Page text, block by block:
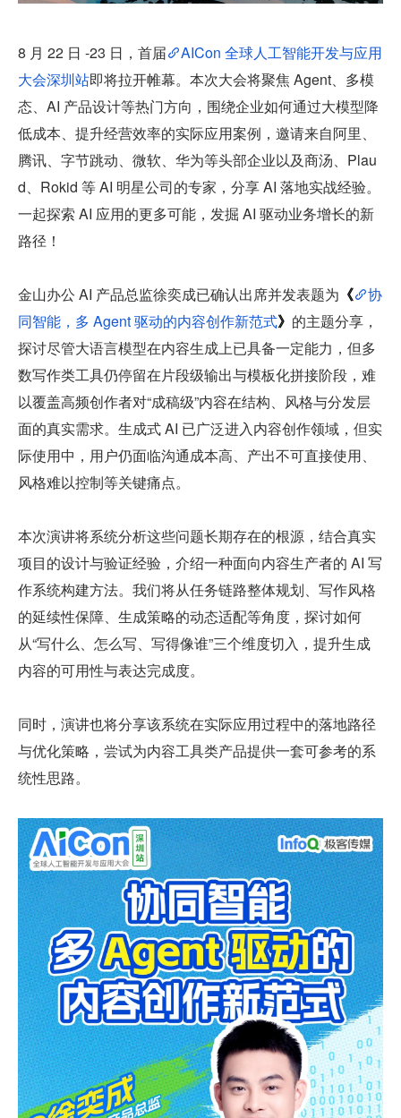
8 月 22 日 -23 日，首届
AICon 全球人工智能开发与应用
大会深圳站即将拉开帷幕。本次大会将聚焦 Agent、多模
态、AI 产品设计等热门方向，围绕企业如何通过大模型降
低成本、提升经营效率的实际应用案例，邀请来自阿里、
腾讯、字节跳动、微软、华为等头部企业以及商汤、Plau
d、Rokid 等 AI 明星公司的专家，分享 AI 落地实战经验。
一起探索 AI 应用的更多可能，发掘 AI 驱动业务增长的新
路径！
金山办公 AI 产品总监徐奕成已确认出席并发表题为 《
协
同智能，多 Agent 驱动的内容创作新范式》 的主题分享，
探讨尽管大语言模型在内容生成上已具备一定能力，但多
数写作类工具仍停留在片段级输出与模板化拼接阶段，难
以覆盖高频创作者对“成稿级”内容在结构、风格与分发层
面的真实需求。生成式 AI 已广泛进入内容创作领域，但实
际使用中，用户仍面临沟通成本高、产出不可直接使用、
风格难以控制等关键痛点。
本次演讲将系统分析这些问题长期存在的根源，结合真实
项目的设计与验证经验，介绍一种面向内容生产者的 AI 写
作系统构建方法。我们将从任务链路整体规划、写作风格
的延续性保障、生成策略的动态适配等角度，探讨如何
从“写什么、怎么写、写得像谁”三个维度切入，提升生成
内容的可用性与表达完成度。
同时，演讲也将分享该系统在实际应用过程中的落地路径
与优化策略，尝试为内容工具类产品提供一套可参考的系
统性思路。